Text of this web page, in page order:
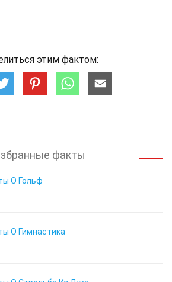
этим фактом:
факты
О Гольф
О Гимнастика